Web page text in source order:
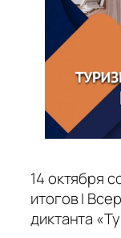
14 октября
итогов I
диктанта